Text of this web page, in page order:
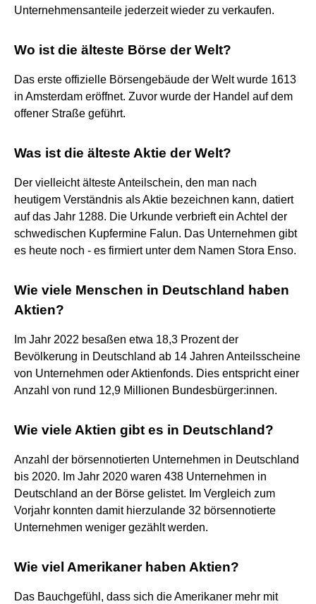
Unternehmensanteile jederzeit wieder zu verkaufen.
Wo ist die älteste Börse der Welt?
Das erste offizielle Börsengebäude der Welt wurde 1613
in Amsterdam eröffnet. Zuvor wurde der Handel auf dem
offener Straße geführt.
Was ist die älteste Aktie der Welt?
Der vielleicht älteste Anteilschein, den man nach
heutigem Verständnis als Aktie bezeichnen kann, datiert
auf das Jahr 1288. Die Urkunde verbrieft ein Achtel der
schwedischen Kupfermine Falun. Das Unternehmen gibt
es heute noch - es firmiert unter dem Namen Stora Enso.
Wie viele Menschen in Deutschland haben
Aktien?
Im Jahr 2022 besaßen etwa 18,3 Prozent der
Bevölkerung in Deutschland ab 14 Jahren Anteilsscheine
von Unternehmen oder Aktienfonds. Dies entspricht einer
Anzahl von rund 12,9 Millionen Bundesbürger:innen.
Wie viele Aktien gibt es in Deutschland?
Anzahl der börsennotierten Unternehmen in Deutschland
bis 2020. Im Jahr 2020 waren 438 Unternehmen in
Deutschland an der Börse gelistet. Im Vergleich zum
Vorjahr konnten damit hierzulande 32 börsennotierte
Unternehmen weniger gezählt werden.
Wie viel Amerikaner haben Aktien?
Das Bauchgefühl, dass sich die Amerikaner mehr mit